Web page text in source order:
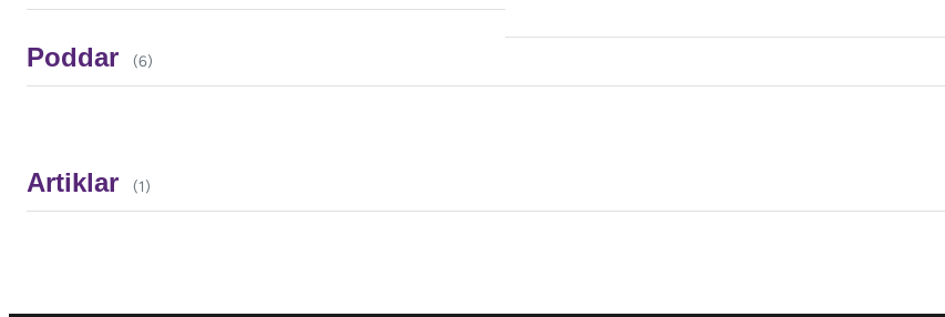
Poddar (6)
TILLVÄXTENTREPRENÖREN
ENTREPRENÖRSDRIV – FRÅN DISKOTEK TILL
Artiklar (1)
DEN VILDA JAKTEN PÅ TILLVÄXT